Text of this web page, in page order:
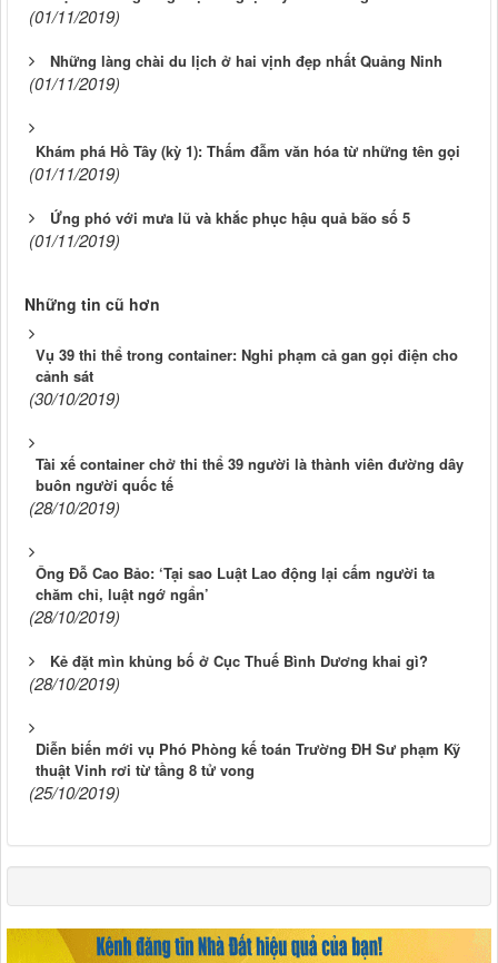
(01/11/2019)
Những làng chài du lịch ở hai vịnh đẹp nhất Quảng Ninh
(01/11/2019)
Khám phá Hồ Tây (kỳ 1): Thấm đẫm văn hóa từ những tên gọi
(01/11/2019)
Ứng phó với mưa lũ và khắc phục hậu quả bão số 5
(01/11/2019)
Những tin cũ hơn
Vụ 39 thi thể trong container: Nghi phạm cả gan gọi điện cho
cảnh sát
(30/10/2019)
Tài xế container chở thi thể 39 người là thành viên đường dây
buôn người quốc tế
(28/10/2019)
Ông Đỗ Cao Bảo: ‘Tại sao Luật Lao động lại cấm người ta
chăm chỉ, luật ngớ ngẩn’
(28/10/2019)
Kẻ đặt mìn khủng bố ở Cục Thuế Bình Dương khai gì?
(28/10/2019)
Diễn biến mới vụ Phó Phòng kế toán Trường ĐH Sư phạm Kỹ
thuật Vinh rơi từ tầng 8 tử vong
(25/10/2019)